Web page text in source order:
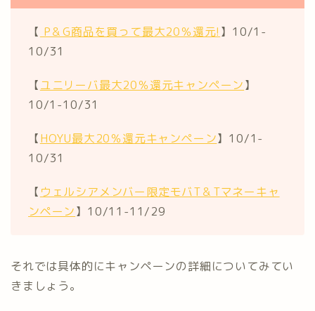
【 P＆G商品を買って最大20％還元! 】10/1-
10/31
【ユニリーバ最大20％還元キャンペーン】
10/1-10/31
【HOYU最大20％還元キャンペーン】10/1-
10/31
【 ウェルシアメンバー限定モバT＆Tマネーキャ
ンペーン】10/11-11/29
それでは具体的にキャンペーンの詳細についてみてい
きましょう。